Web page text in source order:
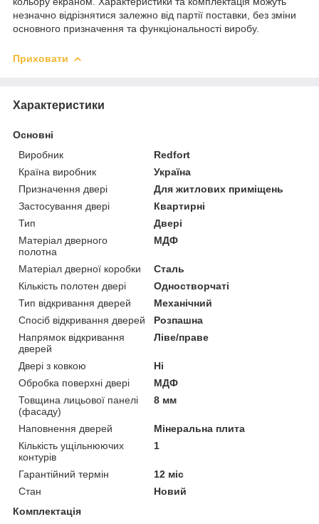
незначно відрізнятися залежно від партії поставки, без зміни
основного призначення та функціональності виробу.
Приховати
Характеристики
Основні
Виробник
Redfort
Країна виробник
Україна
Призначення двері
Для житлових приміщень
Застосування двері
Квартирні
Тип
Двері
Матеріал дверного
полотна
МДФ
Матеріал дверної коробки
Сталь
Кількість полотен двері
Одностворчаті
Тип відкривання дверей
Механічний
Спосіб відкривання дверей
Розпашна
Напрямок відкривання
дверей
Ліве/праве
Двері з ковкою
Ні
Обробка поверхні двері
МДФ
Товщина лицьової панелі
(фасаду)
8 мм
Наповнення дверей
Мінеральна плита
Кількість ущільнюючих
контурів
1
Гарантійний термін
12 міс
Стан
Новий
Комплектація